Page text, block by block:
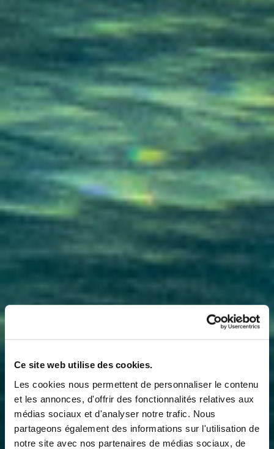
Ce site web utilise des cookies.
Les cookies nous permettent de personnaliser le contenu
et les annonces, d'offrir des fonctionnalités relatives aux
médias sociaux et d'analyser notre trafic. Nous
partageons également des informations sur l'utilisation de
notre site avec nos partenaires de médias sociaux, de